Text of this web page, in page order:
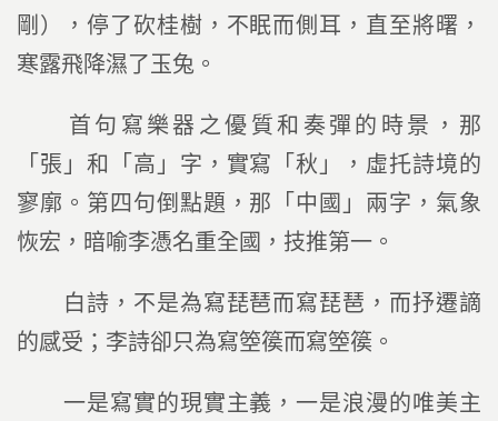
剛），停了砍桂樹，不眠而側耳，直至將曙，
寒露飛降濕了玉兔。
首句寫樂器之優質和奏彈的時景，那
「張」和「高」字，實寫「秋」，虛托詩境的
寥廓。第四句倒點題，那「中國」兩字，氣象
恢宏，暗喻李憑名重全國，技推第一。
白詩，不是為寫琵琶而寫琵琶，而抒遷謫
的感受；李詩卻只為寫箜篌而寫箜篌。
一是寫實的現實主義，一是浪漫的唯美主